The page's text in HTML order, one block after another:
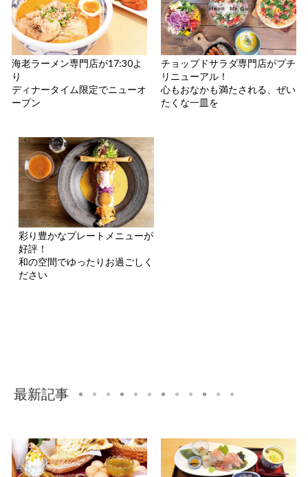
海老ラーメン専門店が17:30よ
り
ディナータイム限定でニューオ
ープン
チョップドサラダ専門店がプチ
リニューアル！
心もおなかも満たされる、ぜい
たくな一皿を
彩り豊かなプレートメニューが
好評！
和の空間でゆったりお過ごしく
ださい
最新記事